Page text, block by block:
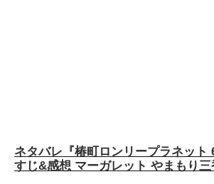
ネタバレ『椿町ロンリープラネット
すじ&感想 マーガレット やまもり三